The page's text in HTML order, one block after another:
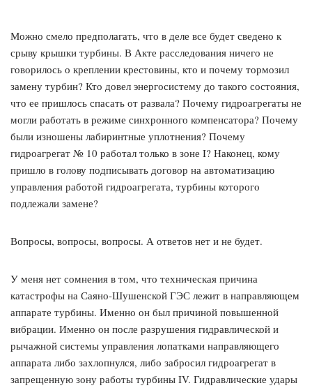
Можно смело предполагать, что в деле все будет сведено к
срыву крышки турбины. В Акте расследования ничего не
говорилось о креплении крестовины, кто и почему тормозил
замену турбин? Кто довел энергосистему до такого состояния,
что ее пришлось спасать от развала? Почему гидроагрегаты не
могли работать в режиме синхронного компенсатора? Почему
были изношены лабиринтные уплотнения? Почему
гидроагрегат № 10 работал только в зоне I? Наконец, кому
пришло в голову подписывать договор на автоматизацию
управления работой гидроагрегата, турбины которого
подлежали замене?
Вопросы, вопросы, вопросы. А ответов нет и не будет.
У меня нет сомнения в том, что техническая причина
катастрофы на Саяно-Шушенской ГЭС лежит в направляющем
аппарате турбины. Именно он был причиной повышенной
вибрации. Именно он после разрушения гидравлической и
рычажной системы управления лопатками направляющего
аппарата либо захлопнулся, либо забросил гидроагрегат в
запрещенную зону работы турбины IV. Гидравлические удары